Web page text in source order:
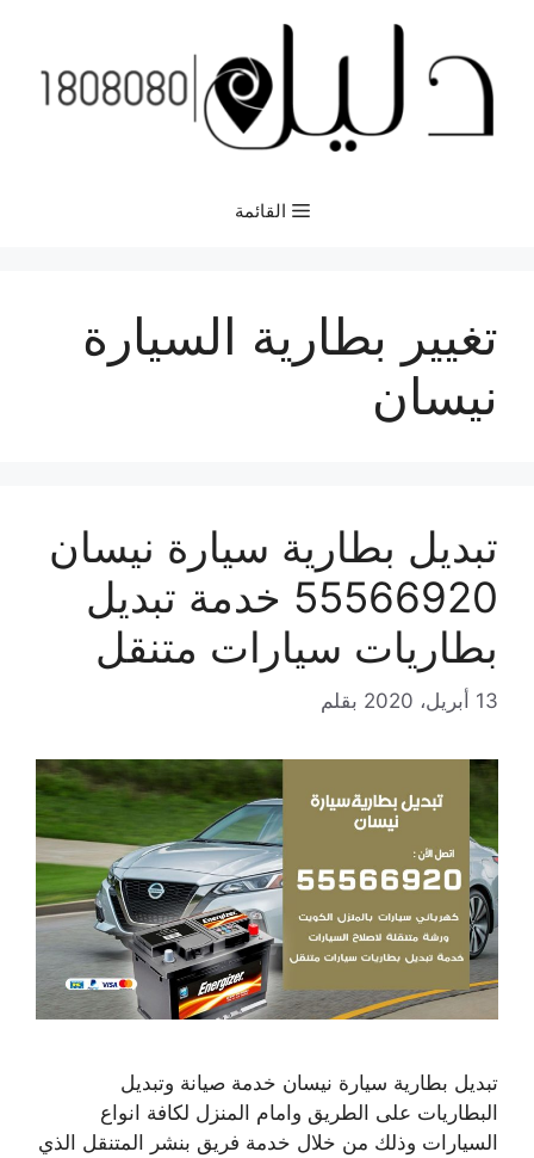
المحتوى
القائمة
تغيير بطارية السيارة
نيسان
تبديل بطارية سيارة نيسان
55566920 خدمة تبديل
بطاريات سيارات متنقل
13 أبريل، 2020 بقلم
تبديل بطارية سيارة نيسان خدمة صيانة وتبديل
البطاريات على الطريق وامام المنزل لكافة انواع
السيارات وذلك من خلال خدمة فريق بنشر المتنقل الذي